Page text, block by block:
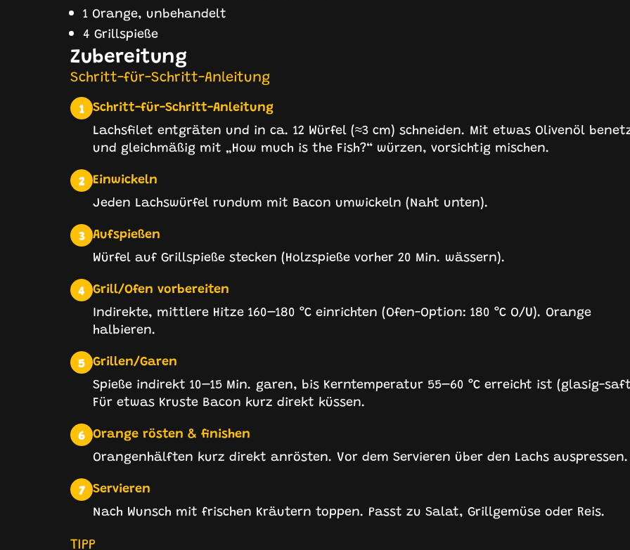
1 Orange, unbehandelt
4 Grillspieße
Zubereitung
Schritt-für-Schritt-Anleitung
1 Schritt-für-Schritt-Anleitung
Lachsfilet entgräten und in ca. 12 Würfel (≈3 cm) schneiden. Mit etwas Olivenöl
und gleichmäßig mit „How much is the Fish?“ würzen, vorsichtig mischen.
2 Einwickeln
Jeden Lachswürfel rundum mit Bacon umwickeln (Naht unten).
3 Aufspießen
Würfel auf Grillspieße stecken (Holzspieße vorher 20 Min. wässern).
4 Grill/Ofen vorbereiten
Indirekte, mittlere Hitze 160–180 °C einrichten (Ofen-Option: 180 °C O/U). Orange
halbieren.
5 Grillen/Garen
Spieße indirekt 10–15 Min. garen, bis Kerntemperatur 55–60 °C erreicht ist (glasig-
Für etwas Kruste Bacon kurz direkt küssen.
6 Orange rösten & finishen
Orangenhälften kurz direkt anrösten. Vor dem Servieren über den Lachs auspressen.
7 Servieren
Nach Wunsch mit frischen Kräutern toppen. Passt zu Salat, Grillgemüse oder Reis.
TIPP